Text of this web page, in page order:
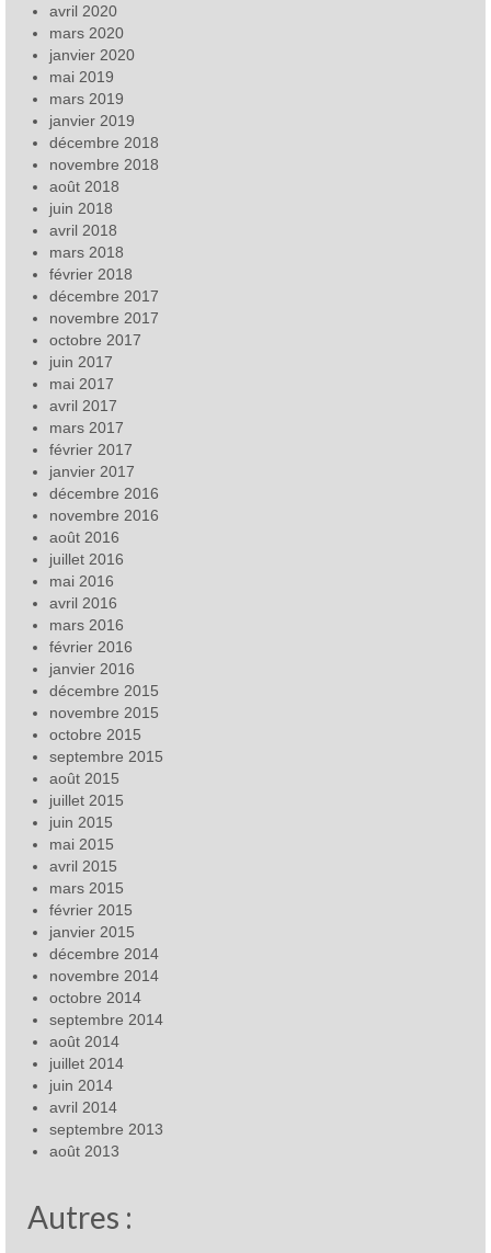
avril 2020
mars 2020
janvier 2020
mai 2019
mars 2019
janvier 2019
décembre 2018
novembre 2018
août 2018
juin 2018
avril 2018
mars 2018
février 2018
décembre 2017
novembre 2017
octobre 2017
juin 2017
mai 2017
avril 2017
mars 2017
février 2017
janvier 2017
décembre 2016
novembre 2016
août 2016
juillet 2016
mai 2016
avril 2016
mars 2016
février 2016
janvier 2016
décembre 2015
novembre 2015
octobre 2015
septembre 2015
août 2015
juillet 2015
juin 2015
mai 2015
avril 2015
mars 2015
février 2015
janvier 2015
décembre 2014
novembre 2014
octobre 2014
septembre 2014
août 2014
juillet 2014
juin 2014
avril 2014
septembre 2013
août 2013
Autres :